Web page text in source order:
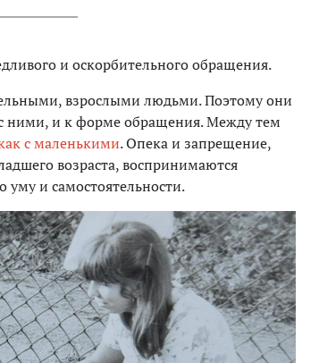
и оскорбительного обращения.
взрослыми людьми. Поэтому они
с ними, и к форме обращения. Между тем
с маленькими. Опека и запрещение,
возраста, воспринимаются
уму и самостоятельности.